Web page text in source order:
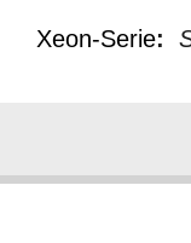
Xeon-Serie: